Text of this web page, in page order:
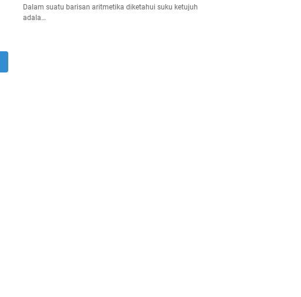
Dalam suatu barisan aritmetika diketahui suku ketujuh
adala…